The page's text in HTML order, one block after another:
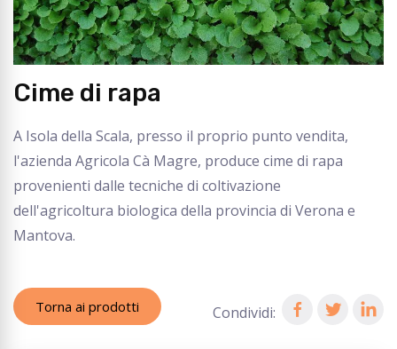
Cime di rapa
A Isola della Scala, presso il proprio punto vendita,
l'azienda Agricola Cà Magre, produce cime di rapa
provenienti dalle tecniche di coltivazione
dell'agricoltura biologica della provincia di Verona e
Mantova.
Torna ai prodotti Condividi: